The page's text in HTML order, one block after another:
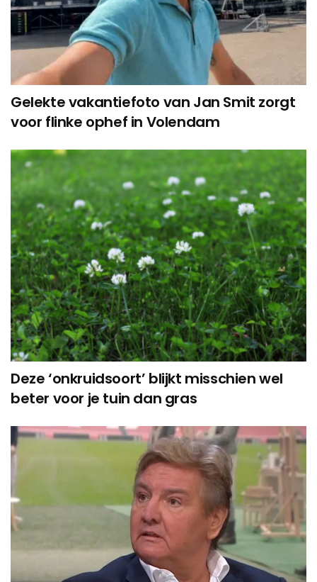
Gelekte vakantiefoto van Jan Smit zorgt
voor flinke ophef in Volendam
Deze ‘onkruidsoort’ blijkt misschien wel
beter voor je tuin dan gras